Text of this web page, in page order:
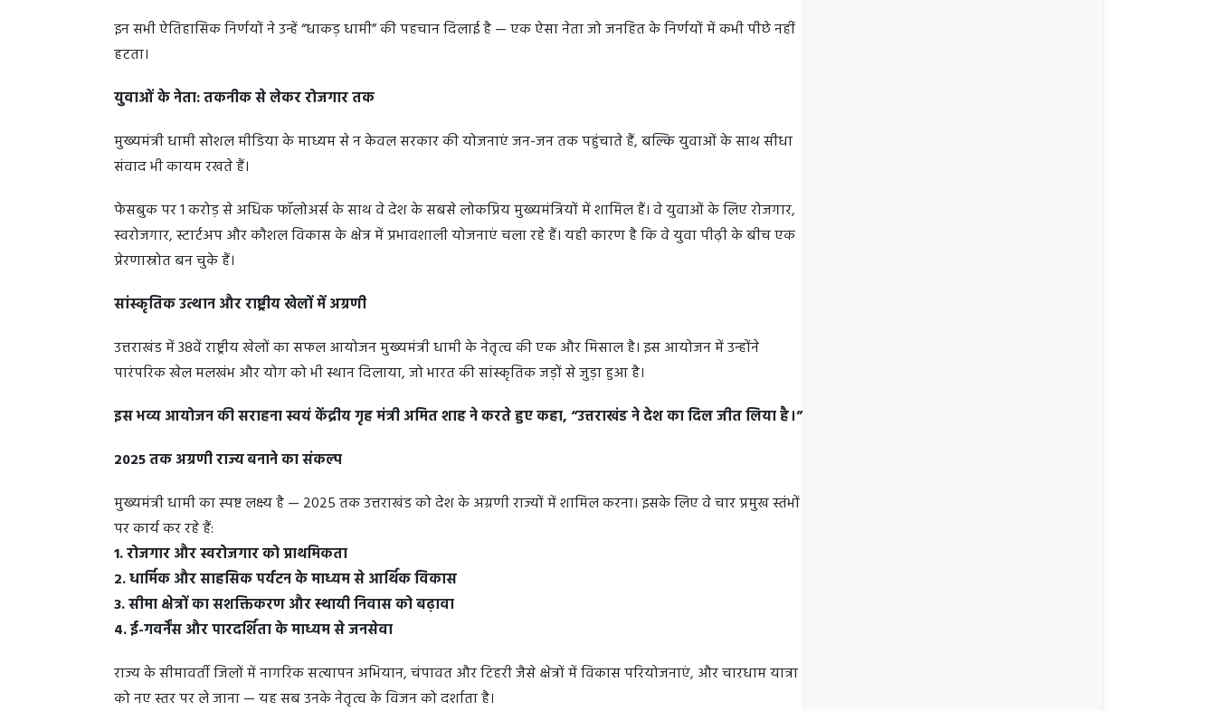
इन सभी ऐतिहासिक निर्णयों ने उन्हें “धाकड़ धामी” की पहचान दिलाई है — एक ऐसा नेता जो जनहित के निर्णयों में कभी पीछे नहीं
हटता।
युवाओं के नेता: तकनीक से लेकर रोजगार तक
मुख्यमंत्री धामी सोशल मीडिया के माध्यम से न केवल सरकार की योजनाएं जन-जन तक पहुंचाते हैं, बल्कि युवाओं के साथ सीधा
संवाद भी कायम रखते हैं।
फेसबुक पर 1 करोड़ से अधिक फॉलोअर्स के साथ वे देश के सबसे लोकप्रिय मुख्यमंत्रियों में शामिल हैं। वे युवाओं के लिए रोजगार,
स्वरोजगार, स्टार्टअप और कौशल विकास के क्षेत्र में प्रभावशाली योजनाएं चला रहे हैं। यही कारण है कि वे युवा पीढ़ी के बीच एक
प्रेरणास्रोत बन चुके हैं।
सांस्कृतिक उत्थान और राष्ट्रीय खेलों में अग्रणी
उत्तराखंड में 38वें राष्ट्रीय खेलों का सफल आयोजन मुख्यमंत्री धामी के नेतृत्व की एक और मिसाल है। इस आयोजन में उन्होंने
पारंपरिक खेल मलखंभ और योग को भी स्थान दिलाया, जो भारत की सांस्कृतिक जड़ों से जुड़ा हुआ है।
इस भव्य आयोजन की सराहना स्वयं केंद्रीय गृह मंत्री अमित शाह ने करते हुए कहा, “उत्तराखंड ने देश का दिल जीत लिया है।”
2025 तक अग्रणी राज्य बनाने का संकल्प
मुख्यमंत्री धामी का स्पष्ट लक्ष्य है — 2025 तक उत्तराखंड को देश के अग्रणी राज्यों में शामिल करना। इसके लिए वे चार प्रमुख स्तंभों
पर कार्य कर रहे हैं:
1. रोजगार और स्वरोजगार को प्राथमिकता
2. धार्मिक और साहसिक पर्यटन के माध्यम से आर्थिक विकास
3. सीमा क्षेत्रों का सशक्तिकरण और स्थायी निवास को बढ़ावा
4. ई-गवर्नेंस और पारदर्शिता के माध्यम से जनसेवा
राज्य के सीमावर्ती जिलों में नागरिक सत्यापन अभियान, चंपावत और टिहरी जैसे क्षेत्रों में विकास परियोजनाएं, और चारधाम यात्रा
को नए स्तर पर ले जाना — यह सब उनके नेतृत्व के विजन को दर्शाता है।